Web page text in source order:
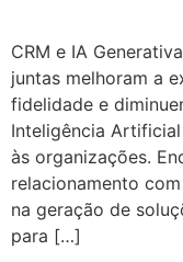
CRM e IA
juntas melhoram a
fidelidade e
Inteligência
às organizações.
relacionamento
na geração de
para […]